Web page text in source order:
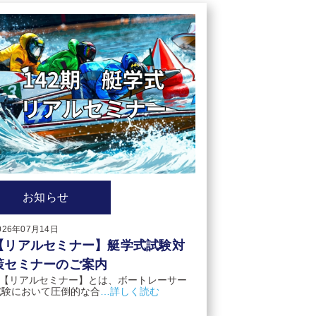
お知らせ
年07月14日
リアルセミナー】艇学式試験対
セミナーのご案内
リアルセミナー】とは、ボートレーサー
において圧倒的な合 …詳しく読む